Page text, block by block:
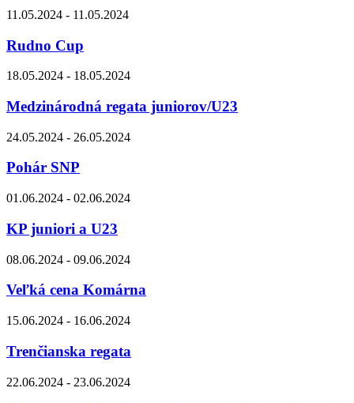
11.05.2024 - 11.05.2024
Rudno Cup
18.05.2024 - 18.05.2024
Medzinárodná regata juniorov/U23
24.05.2024 - 26.05.2024
Pohár SNP
01.06.2024 - 02.06.2024
KP juniori a U23
08.06.2024 - 09.06.2024
Veľká cena Komárna
15.06.2024 - 16.06.2024
Trenčianska regata
22.06.2024 - 23.06.2024